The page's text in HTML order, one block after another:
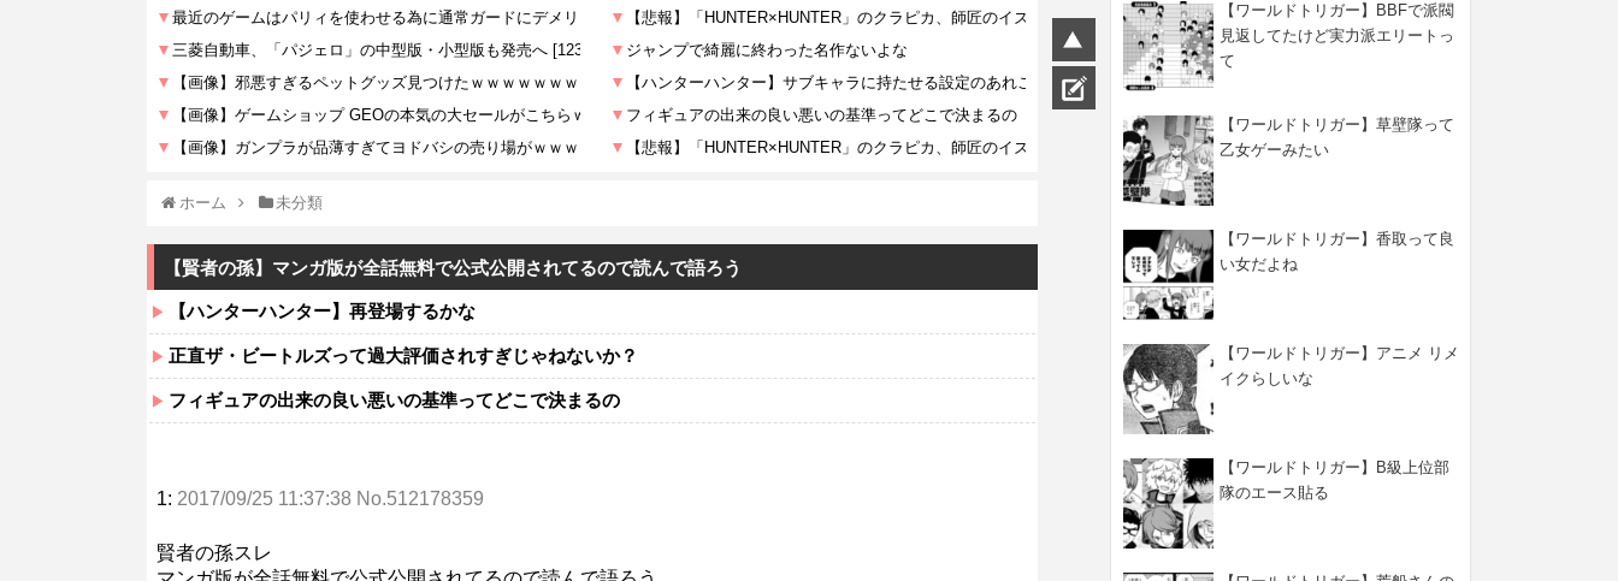
ホーム 未分類
【賢者の孫】マンガ版が全話無料で公式公開されてるので読んで語ろう
【ハンターハンター】再登場するかな
正直ザ・ビートルズって過大評価されすぎじゃねないか？
フィギュアの出来の良い悪いの基準ってどこで決まるの
1: 2017/09/25 11:37:38 No.512178359
賢者の孫スレ
【ワールドトリガー】BBFで派閥
見返してたけど実力派エリートっ
て
【ワールドトリガー】草壁隊って
乙女ゲーみたい
【ワールドトリガー】香取って良
い女だよね
【ワールドトリガー】アニメ リメ
イクらしいな
【ワールドトリガー】B級上位部
隊のエース貼る